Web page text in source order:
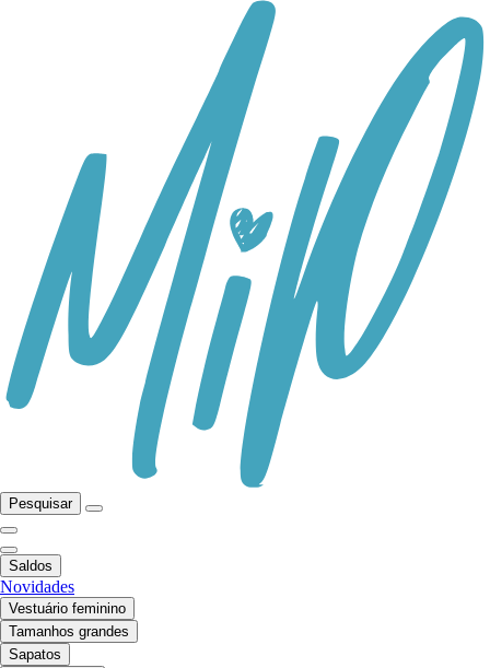
Pesquisar
Saldos
Novidades
Vestuário feminino
Tamanhos grandes
Sapatos